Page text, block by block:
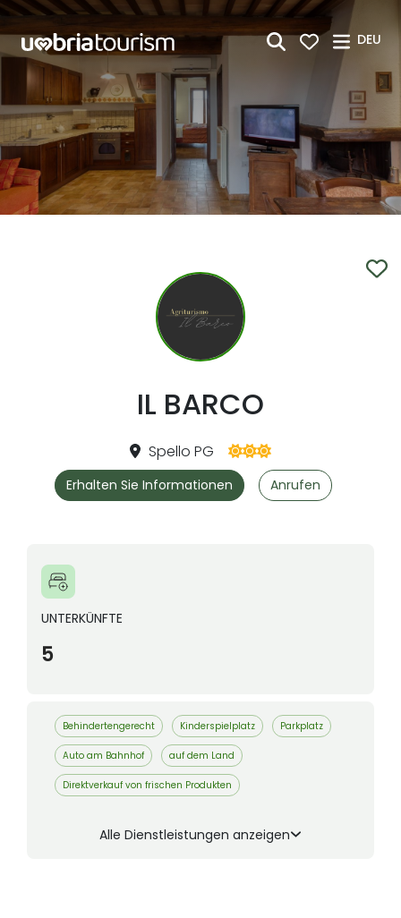
Zum Hauptinhalt springen
DEU
IL BARCO
Spello PG
Erhalten Sie Informationen Anrufen
UNTERKÜNFTE
5
Behindertengerecht Kinderspielplatz Parkplatz
Auto am Bahnhof auf dem Land
Direktverkauf von frischen Produkten
Alle Dienstleistungen anzeigen